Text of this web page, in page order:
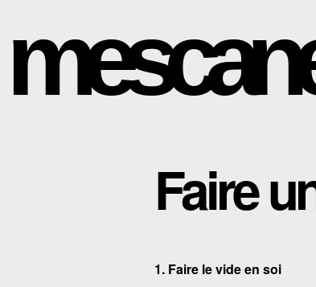
Faire
1. Faire le vide en soi